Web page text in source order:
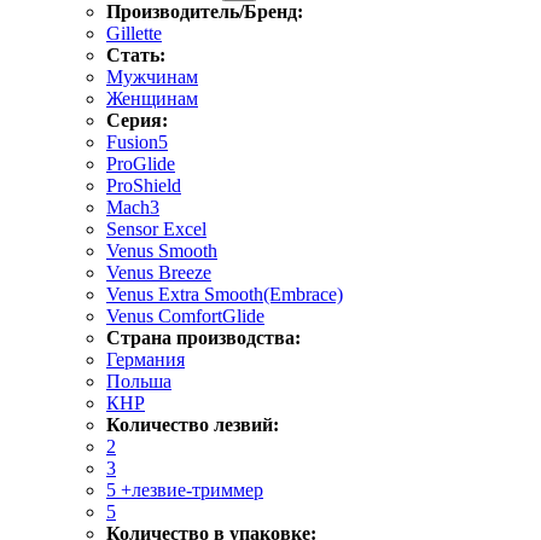
Производитель/Бренд:
Gillette
Стать:
Мужчинам
Женщинам
Серия:
Fusion5
ProGlide
ProShield
Mach3
Sensor Excel
Venus Smooth
Venus Breeze
Venus Extra Smooth(Embrace)
Venus ComfortGlide
Страна производства:
Германия
Польша
КНР
Количество лезвий:
2
3
5 +лезвие-триммер
5
Количество в упаковке: